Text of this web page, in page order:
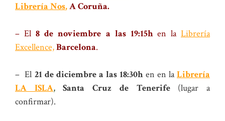
Librería Nos,A Coruña.
– El8 de noviembre a las 19:15hen laLibrería
Excellence,Barcelona.
– El 21 de diciembre a las 18:30hen en laLibrería
LA ISLA, Santa Cruz de Tenerife(lugar a
confirmar).